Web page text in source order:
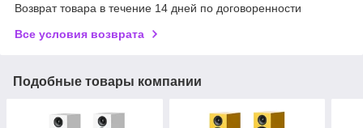
Возврат товара в течение 14 дней по договоренности
Все условия возврата
Подобные товары компании